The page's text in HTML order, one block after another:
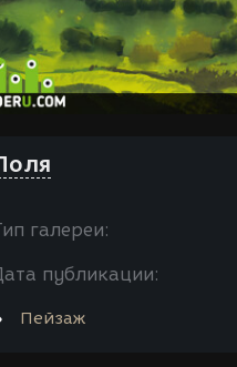
галереи:
публикации:
Пейзаж